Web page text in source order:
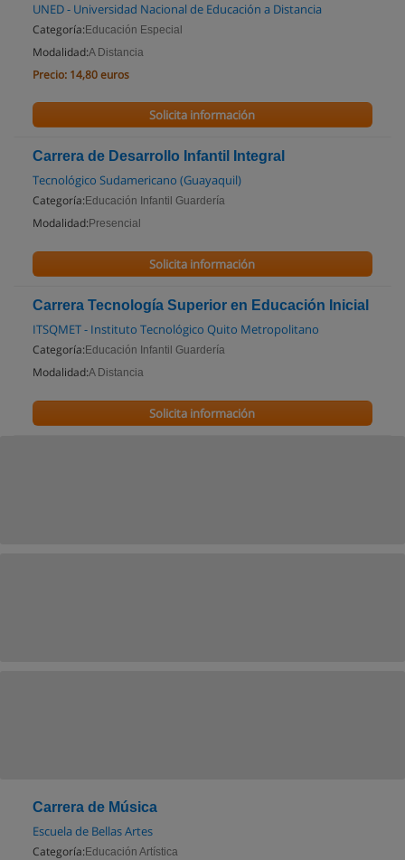
UNED - Universidad Nacional de Educación a Distancia
Categoría: Educación Especial
Modalidad:A Distancia
Precio: 14,80 euros
Solicita información
Carrera de Desarrollo Infantil Integral
Tecnológico Sudamericano (Guayaquil)
Categoría: Educación Infantil Guardería
Modalidad: Presencial
Solicita información
Carrera Tecnología Superior en Educación Inicial
ITSQMET - Instituto Tecnológico Quito Metropolitano
Categoría: Educación Infantil Guardería
Modalidad:A Distancia
Solicita información
Carrera de Música
Escuela de Bellas Artes
Categoría: Educación Artística